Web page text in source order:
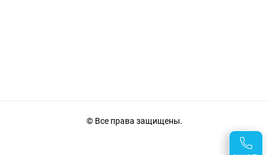
© Все права защищены.